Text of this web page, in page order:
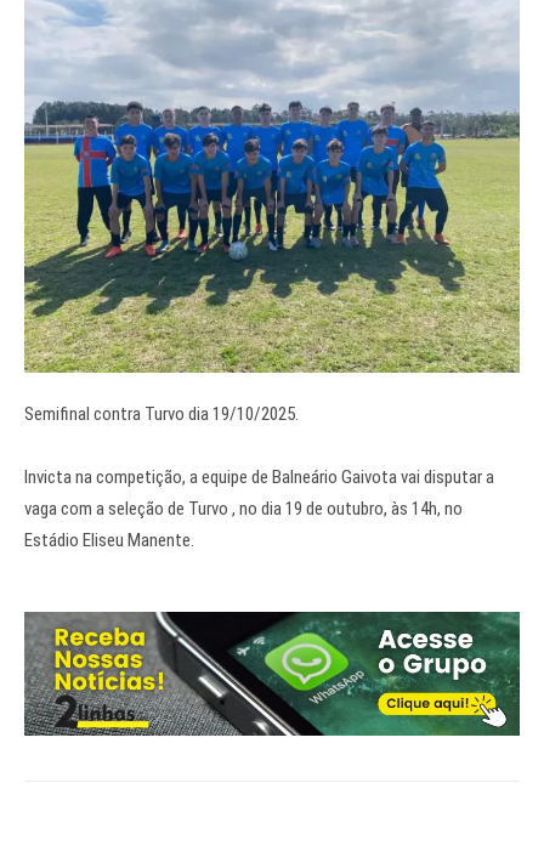
Semifinal contra Turvo dia 19/10/2025.
Invicta na competição, a equipe de Balneário Gaivota vai disputar a
vaga com a seleção de Turvo , no dia 19 de outubro, às 14h, no
Estádio Eliseu Manente.